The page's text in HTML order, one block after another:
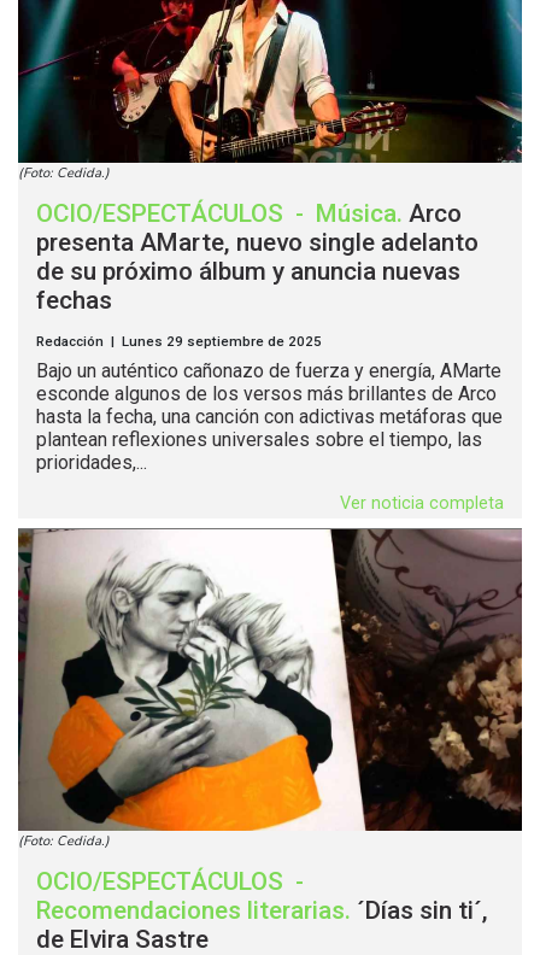
(Foto: Cedida.)
OCIO/ESPECTÁCULOS - Música. Arco
presenta AMarte, nuevo single adelanto
de su próximo álbum y anuncia nuevas
fechas
Redacción | Lunes 29 septiembre de 2025
Bajo un auténtico cañonazo de fuerza y energía, AMarte
esconde algunos de los versos más brillantes de Arco
hasta la fecha, una canción con adictivas metáforas que
plantean reflexiones universales sobre el tiempo, las
prioridades,...
Ver noticia completa
(Foto: Cedida.)
OCIO/ESPECTÁCULOS -
Recomendaciones literarias. ´Días sin ti´,
de Elvira Sastre